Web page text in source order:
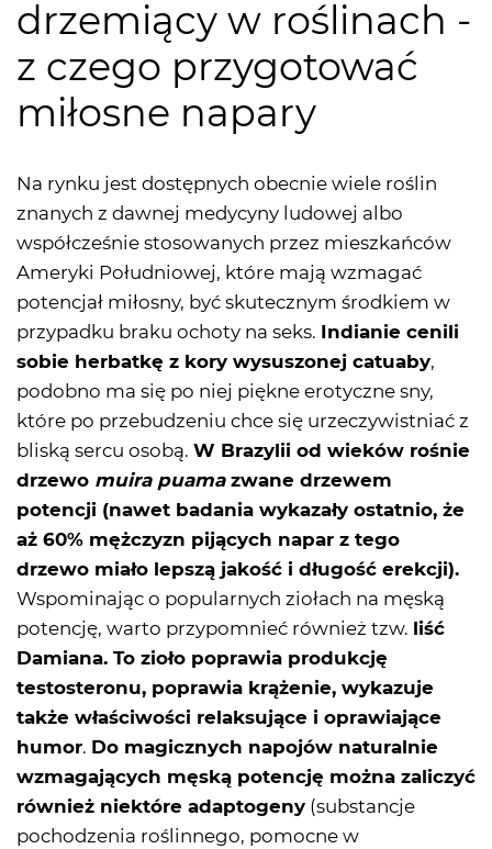
drzemiący w roślinach -
z czego przygotować
miłosne napary
Na rynku jest dostępnych obecnie wiele roślin
znanych z dawnej medycyny ludowej albo
współcześnie stosowanych przez mieszkańców
Ameryki Południowej, które mają wzmagać
potencjał miłosny, być skutecznym środkiem w
przypadku braku ochoty na seks. Indianie cenili
sobie herbatkę z kory wysuszonej catuaby,
podobno ma się po niej piękne erotyczne sny,
które po przebudzeniu chce się urzeczywistniać z
bliską sercu osobą. W Brazylii od wieków rośnie
drzewo muira puamazwane drzewem
potencji (nawet badania wykazały ostatnio, że
aż 60% mężczyzn pijących napar z tego
drzewo miało lepszą jakość i długość erekcji).
Wspominając o popularnych ziołach na męską
potencję, warto przypomnieć również tzw. liść
Damiana. To zioło poprawia produkcję
testosteronu, poprawia krążenie, wykazuje
także właściwości relaksujące i oprawiające
humor. Do magicznych napojów naturalnie
wzmagających męską potencję można zaliczyć
również niektóre adaptogeny (substancje
pochodzenia roślinnego, pomocne w